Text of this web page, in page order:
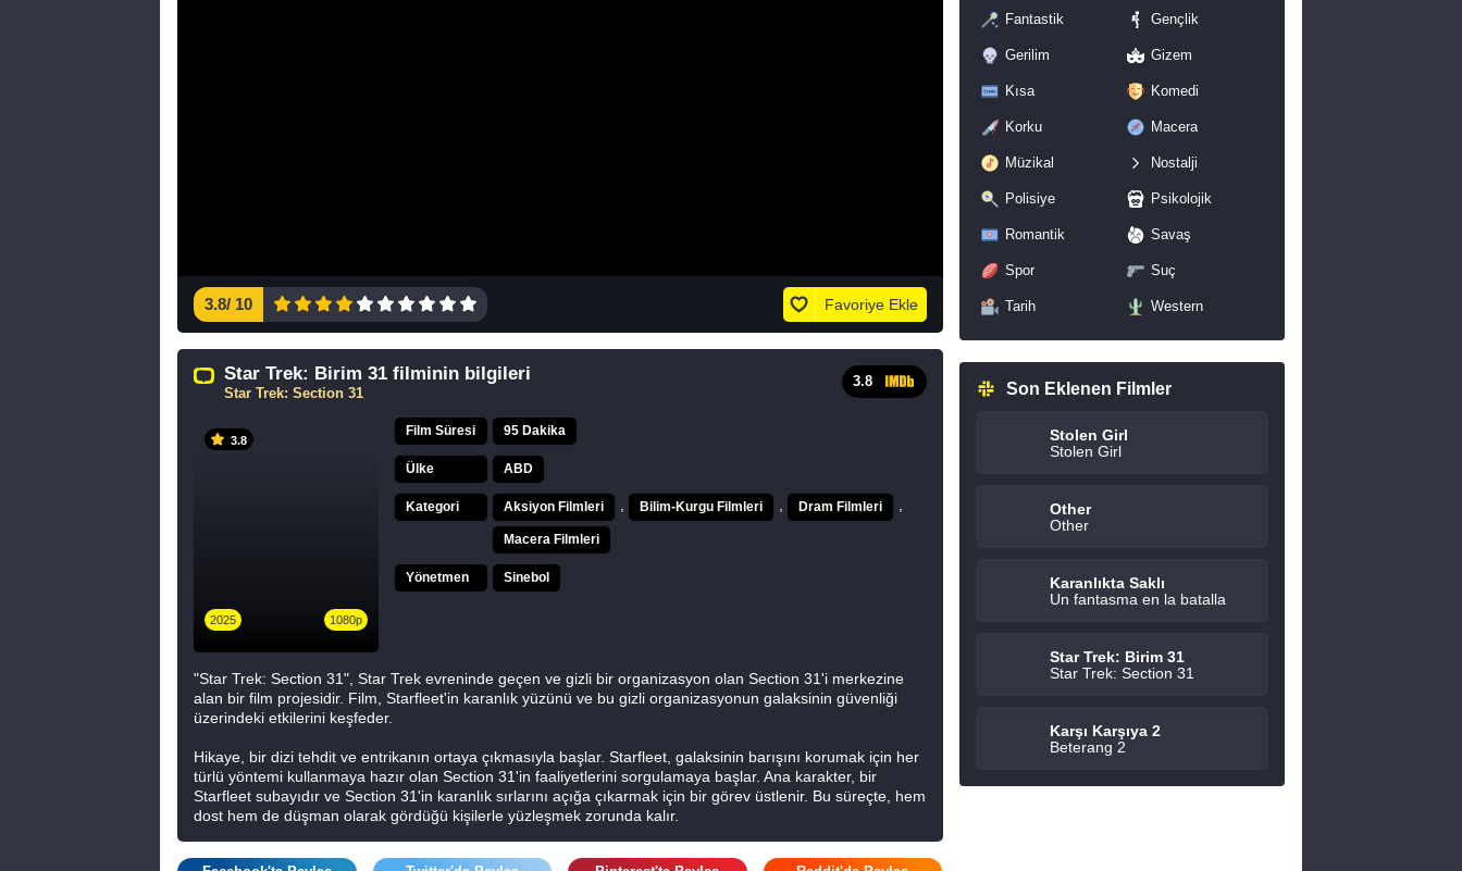
3.8/ 10 Favoriye Ekle
Star Trek: Birim 31 filminin bilgileri
Star Trek: Section 31
3.8
3.8
2025 1080p
Film Süresi 95 Dakika
Ülke ABD
Kategori Aksiyon Filmleri Bilim-Kurgu Filmleri Dram Filmleri
Macera Filmleri
Yönetmen Sinebol
"Star Trek: Section 31", Star Trek evreninde geçen ve gizli bir organizasyon olan Section 31'i merkezine
alan bir film projesidir. Film, Starfleet'in karanlık yüzünü ve bu gizli organizasyonun galaksinin güvenliği
üzerindeki etkilerini keşfeder.
Hikaye, bir dizi tehdit ve entrikanın ortaya çıkmasıyla başlar. Starfleet, galaksinin barışını korumak için her
türlü yöntemi kullanmaya hazır olan Section 31'in faaliyetlerini sorgulamaya başlar. Ana karakter, bir
Starfleet subayıdır ve Section 31'in karanlık sırlarını açığa çıkarmak için bir görev üstlenir. Bu süreçte, hem
dost hem de düşman olarak gördüğü kişilerle yüzleşmek zorunda kalır.
Film, karakterin içsel çatışmalarını, etik ikilemlerini ve galaksinin geleceği için verdiği mücadeleyi
Fantastik Gençlik
Gerilim Gizem
Kısa Komedi
Korku Macera
Müzikal Nostalji
Polisiye Psikolojik
Romantik Savaş
Spor Suç
Tarih Western
Son Eklenen Filmler
Stolen Girl
Stolen Girl
Other
Other
Karanlıkta Saklı
Un fantasma en la batalla
Star Trek: Birim 31
Star Trek: Section 31
Karşı Karşıya 2
Beterang 2